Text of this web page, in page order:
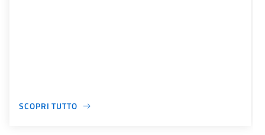
SCOPRI TUTTO